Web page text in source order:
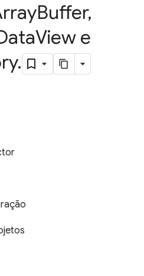
Buffer,
View e
.